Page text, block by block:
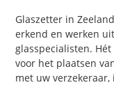
Glaszetter in
erkend en werken
glasspecialisten.
voor het plaatsen
met uw